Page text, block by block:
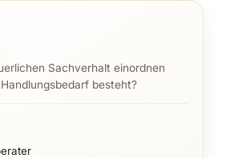
Sachverhalt einordnen
besteht?